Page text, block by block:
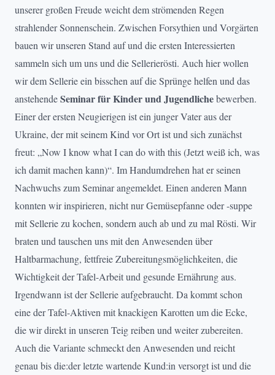
unserer großen Freude weicht dem strömenden Regen
strahlender Sonnenschein. Zwischen Forsythien und Vorgärten
bauen wir unseren Stand auf und die ersten Interessierten
sammeln sich um uns und die Sellerierösti. Auch hier wollen
wir dem Sellerie ein bisschen auf die Sprünge helfen und das
anstehendeSeminar für Kinder und Jugendlichebewerben.
Einer der ersten Neugierigen ist ein junger Vater aus der
Ukraine, der mit seinem Kind vor Ort ist und sich zunächst
freut: „Now I know what I can do with this (Jetzt weiß ich, was
ich damit machen kann)“. Im Handumdrehen hat er seinen
Nachwuchs zum Seminar angemeldet. Einen anderen Mann
konnten wir inspirieren, nicht nur Gemüsepfanne oder -suppe
mit Sellerie zu kochen, sondern auch ab und zu mal Rösti. Wir
braten und tauschen uns mit den Anwesenden über
Haltbarmachung, fettfreie Zubereitungsmöglichkeiten, die
Wichtigkeit der Tafel-Arbeit und gesunde Ernährung aus.
Irgendwann ist der Sellerie aufgebraucht. Da kommt schon
eine der Tafel-Aktiven mit knackigen Karotten um die Ecke,
die wir direkt in unseren Teig reiben und weiter zubereiten.
Auch die Variante schmeckt den Anwesenden und reicht
genau bis die:der letzte wartende Kund:in versorgt ist und die